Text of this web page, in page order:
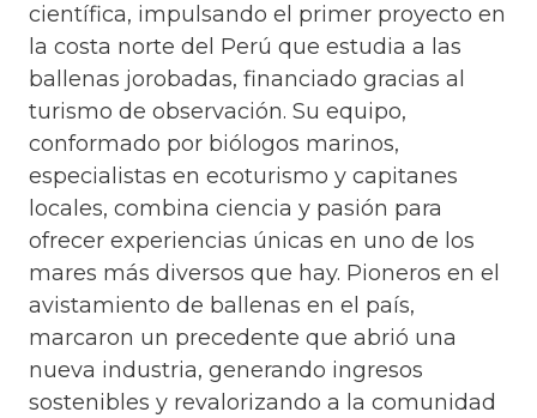
científica, impulsando el primer proyecto en
la costa norte del Perú que estudia a las
ballenas jorobadas, financiado gracias al
turismo de observación. Su equipo,
conformado por biólogos marinos,
especialistas en ecoturismo y capitanes
locales, combina ciencia y pasión para
ofrecer experiencias únicas en uno de los
mares más diversos que hay. Pioneros en el
avistamiento de ballenas en el país,
marcaron un precedente que abrió una
nueva industria, generando ingresos
sostenibles y revalorizando a la comunidad